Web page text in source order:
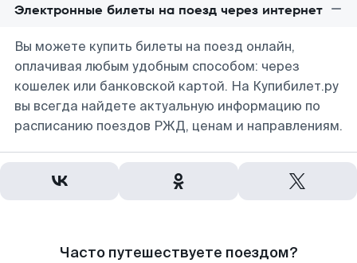
Электронные билеты на поезд через интернет
Вы можете купить билеты на поезд онлайн,
оплачивая любым удобным способом: через
кошелек или банковской картой. На Купибилет.ру
вы всегда найдете актуальную информацию по
расписанию поездов РЖД, ценам и направлениям.
Часто путешествуете поездом?